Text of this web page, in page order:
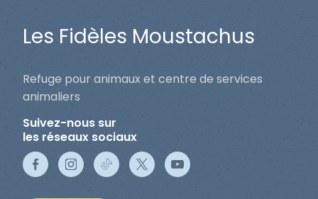
Les Fidèles Moustachus
Refuge pour animaux et centre de services
animaliers
Suivez-nous sur
les réseaux sociaux